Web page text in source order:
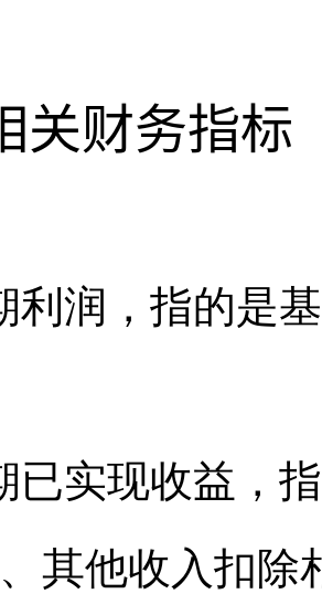
关财务指标
利润，指的是
已实现收益，
其他收入扣除